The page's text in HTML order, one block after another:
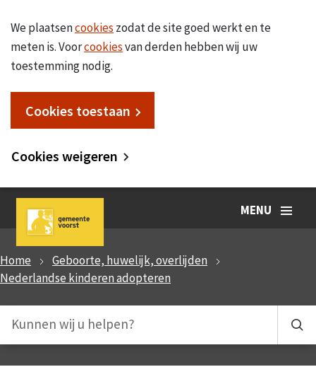
We plaatsencookies zodat de site goed werkt en te
meten is. Voorcookiesvan derden hebben wij uw
toestemming nodig.
Cookies toestaan
Cookies weigeren
MENU
Home
Geboorte, huwelijk, overlijden
Nederlandse kinderen adopteren